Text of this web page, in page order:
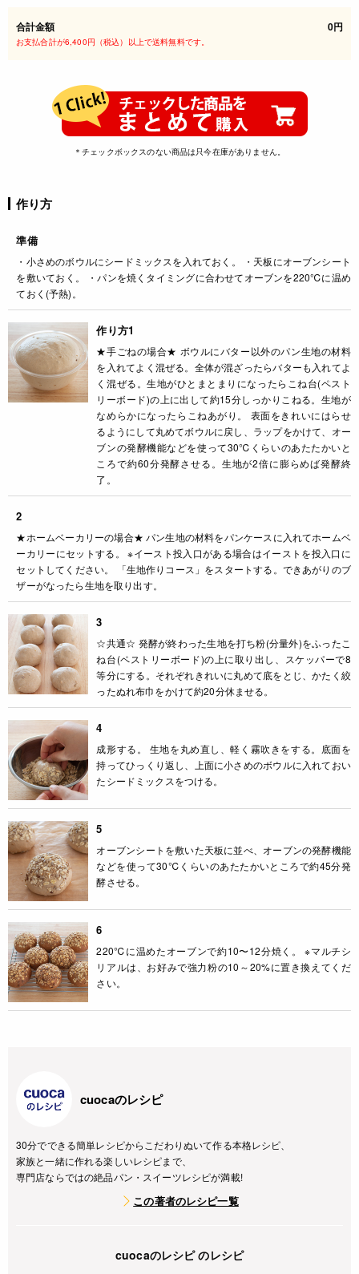
合計金額 0円
お支払合計が6,400円（税込）以上で送料無料です。
＊チェックボックスのない商品は只今在庫がありません。
作り方
準備
・小さめのボウルにシードミックスを入れておく。 ・天板にオーブンシート
を敷いておく。 ・パンを焼くタイミングに合わせてオーブンを220℃に温め
ておく(予熱)。
作り方1
★手ごねの場合★ ボウルにバター以外のパン生地の材料
を入れてよく混ぜる。全体が混ざったらバターも入れてよ
く混ぜる。生地がひとまとまりになったらこね台(ペスト
リーボード)の上に出して約15分しっかりこねる。生地が
なめらかになったらこねあがり。 表面をきれいにはらせ
るようにして丸めてボウルに戻し、ラップをかけて、オー
ブンの発酵機能などを使って30℃くらいのあたたかいと
ころで約60分発酵させる。生地が2倍に膨らめば発酵終
了。
2
★ホームベーカリーの場合★ パン生地の材料をパンケースに入れてホームベ
ーカリーにセットする。 ※イースト投入口がある場合はイーストを投入口に
セットしてください。 「生地作りコース」をスタートする。できあがりのブ
ザーがなったら生地を取り出す。
3
☆共通☆ 発酵が終わった生地を打ち粉(分量外)をふったこ
ね台(ペストリーボード)の上に取り出し、スケッパーで8
等分にする。それぞれきれいに丸めて底をとじ、かたく絞
ったぬれ布巾をかけて約20分休ませる。
4
成形する。 生地を丸め直し、軽く霧吹きをする。底面を
持ってひっくり返し、上面に小さめのボウルに入れておい
たシードミックスをつける。
5
オーブンシートを敷いた天板に並べ、オーブンの発酵機能
などを使って30℃くらいのあたたかいところで約45分発
酵させる。
6
220℃に温めたオーブンで約10〜12分焼く。 ※マルチシ
リアルは、お好みで強力粉の10～20%に置き換えてくだ
さい。
cuocaのレシピ
30分でできる簡単レシピからこだわりぬいて作る本格レシピ、
家族と一緒に作れる楽しいレシピまで、
専門店ならではの絶品パン・スイーツレシピが満載!
この著者のレシピ一覧
cuocaのレシピ のレシピ